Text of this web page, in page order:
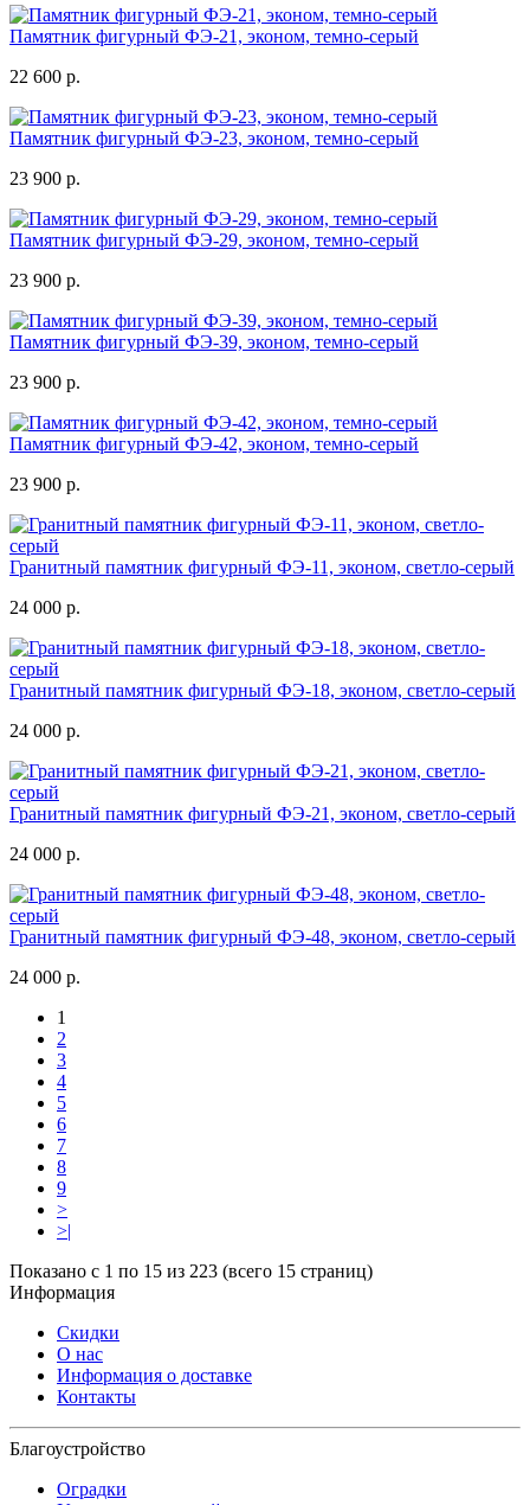
Памятник фигурный ФЭ-21, эконом, темно-серый
22 600 р.
Памятник фигурный ФЭ-23, эконом, темно-серый
23 900 р.
Памятник фигурный ФЭ-29, эконом, темно-серый
23 900 р.
Памятник фигурный ФЭ-39, эконом, темно-серый
23 900 р.
Памятник фигурный ФЭ-42, эконом, темно-серый
23 900 р.
Гранитный памятник фигурный ФЭ-11, эконом, светло-серый
24 000 р.
Гранитный памятник фигурный ФЭ-18, эконом, светло-серый
24 000 р.
Гранитный памятник фигурный ФЭ-21, эконом, светло-серый
24 000 р.
Гранитный памятник фигурный ФЭ-48, эконом, светло-серый
24 000 р.
1
2
3
4
5
6
7
8
9
>
>|
Показано с 1 по 15 из 223 (всего 15 страниц)
Информация
Скидки
О нас
Информация о доставке
Контакты
Благоустройство
Оградки